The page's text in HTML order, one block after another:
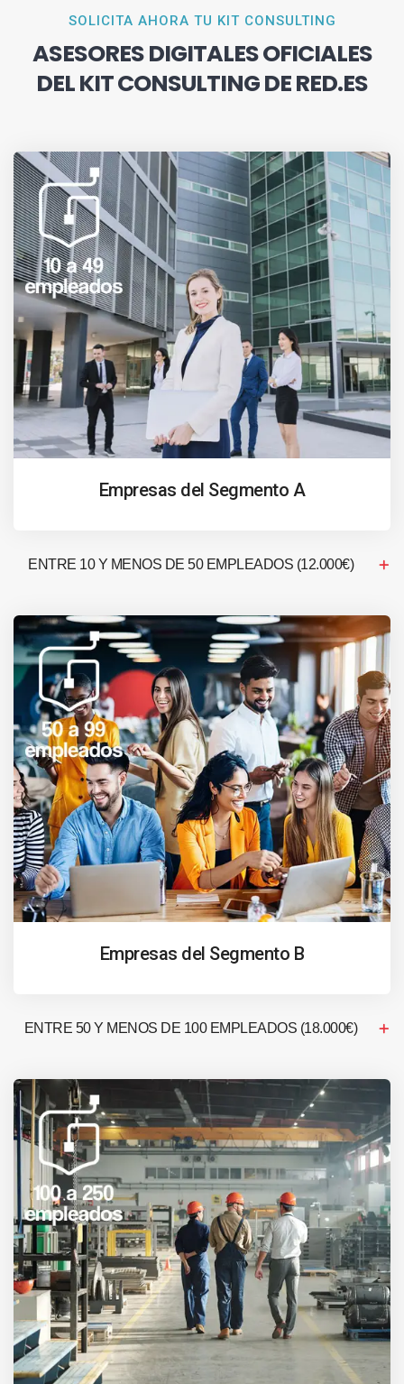
SOLICITA AHORA TU KIT CONSULTING
ASESORES DIGITALES OFICIALES
DEL KIT CONSULTING DE RED.ES
Empresas del Segmento A
ENTRE 10 Y MENOS DE 50 EMPLEADOS (12.000€)
Empresas del Segmento B
ENTRE 50 Y MENOS DE 100 EMPLEADOS (18.000€)